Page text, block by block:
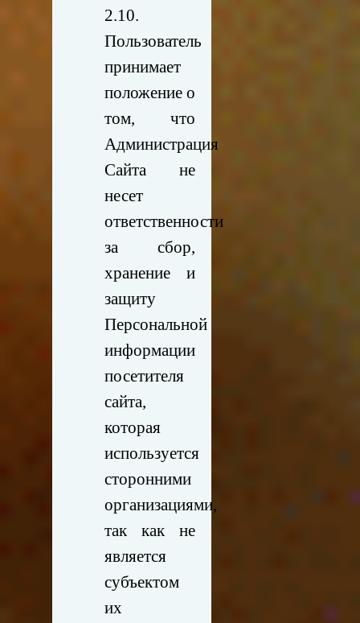
2.10.
Пользователь
принимает
положение о
том, что
Администрация
Сайта не
несет
ответственности
за сбор,
хранение и
защиту
Персональной
информации
посетителя
сайта,
которая
используется
сторонними
организациями,
так как не
является
субъектом
их